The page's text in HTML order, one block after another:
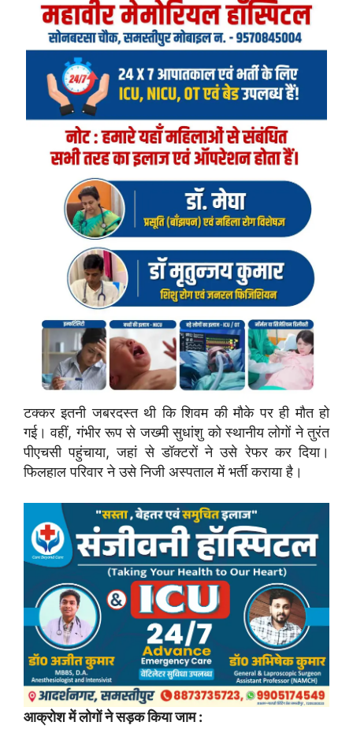
टक्कर इतनी जबरदस्त थी कि शिवम की मौके पर ही मौत हो
गई। वहीं, गंभीर रूप से जख्मी सुधांशु को स्थानीय लोगों ने तुरंत
पीएचसी पहुंचाया, जहां से डॉक्टरों ने उसे रेफर कर दिया।
फिलहाल परिवार ने उसे निजी अस्पताल में भर्ती कराया है।
आक्रोश में लोगों ने सड़क किया जाम :